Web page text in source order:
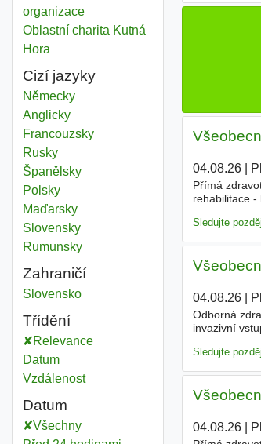
organizace
Oblastní charita Kutná
Hora
Cizí jazyky
Německy
Anglicky
Francouzsky
Rusky
Španělsky
Polsky
Maďarsky
Slovensky
Rumunsky
Zahraničí
Ošetřovatel domácí péče
Slovensko
Třídění
Relevance
Datum
Vzdálenost
Datum
Všechny
04.08.26|
Přímá
rehabilitace
Sledujte
04.08.26|
Odborná
invazivní
Sledujte
04.08.26|